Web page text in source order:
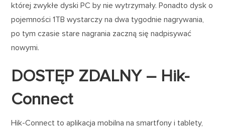
której zwykłe dyski PC by nie wytrzymały. Ponadto dysk o
pojemności 1TB wystarczy na dwa tygodnie nagrywania,
po tym czasie stare nagrania zaczną się nadpisywać
nowymi.
DOSTĘP ZDALNY – Hik-
Connect
Hik-Connect to aplikacja mobilna na smartfony i tablety,